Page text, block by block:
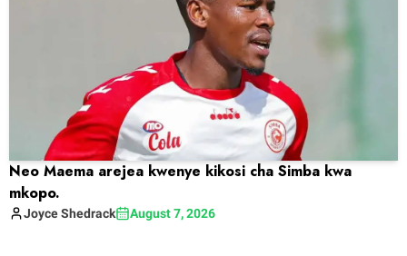
Neo Maema arejea kwenye kikosi cha Simba kwa
mkopo.
JoyceShedrack August 7, 2026